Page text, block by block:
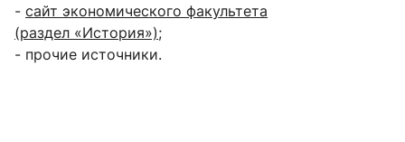
- сайт экономического факультета
(раздел «История»);
- прочие источники.